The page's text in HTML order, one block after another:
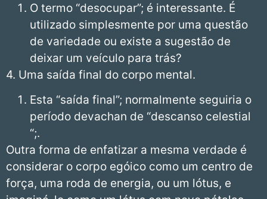
O termo “desocupar”; é interessante. É
utilizado simplesmente por uma questão
de variedade ou existe a sugestão de
deixar um veículo para trás?
4. Uma saída final do corpo mental.
Esta “saída final”; normalmente seguiria o
período devachan de “descanso celestial
“;.
Outra forma de enfatizar a mesma verdade é
considerar o corpo egóico como um centro de
força, uma roda de energia, ou um lótus, e